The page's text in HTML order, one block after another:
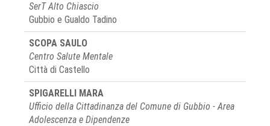
SerT Alto Chiascio
Gubbio e Gualdo Tadino
SCOPA SAULO
Centro Salute Mentale
Città di Castello
SPIGARELLI MARA
Ufficio della Cittadinanza del Comune di Gubbio - Area
Adolescenza e Dipendenze